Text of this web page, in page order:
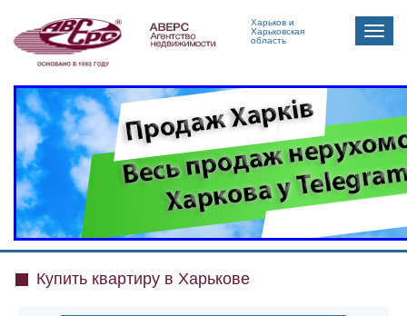
Харьков и
Харьковская
область
Toggle
Купить квартиру в Харькове